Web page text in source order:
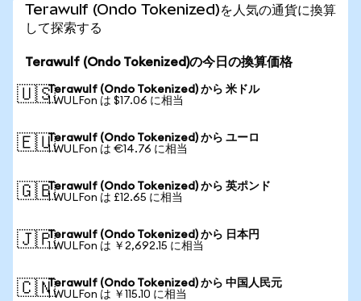
Terawulf (Ondo Tokenized)を人気の通貨に換算
して探索する
Terawulf (Ondo Tokenized)の今日の換算価格
🇺🇸Terawulf (Ondo Tokenized) から 米ドル
1 WULFon は $17.06 に相当
🇪🇺Terawulf (Ondo Tokenized) から ユーロ
1 WULFon は €14.76 に相当
🇬🇧Terawulf (Ondo Tokenized) から 英ポンド
1 WULFon は £12.65 に相当
🇯🇵Terawulf (Ondo Tokenized) から 日本円
1 WULFon は ￥2,692.15 に相当
🇨🇳Terawulf (Ondo Tokenized) から 中国人民元
1 WULFon は ￥115.10 に相当